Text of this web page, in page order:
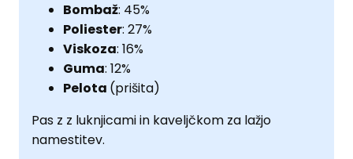
Bombaž: 45%
Poliester: 27%
Viskoza: 16%
Guma: 12%
Pelota (prišita)
Pas z z luknjicami in kaveljčkom za lažjo
namestitev.